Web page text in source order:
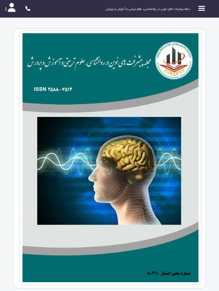
مجله پیشرفت های نوین در روانشناسی، علوم تربیتی و آموزش و پرورش